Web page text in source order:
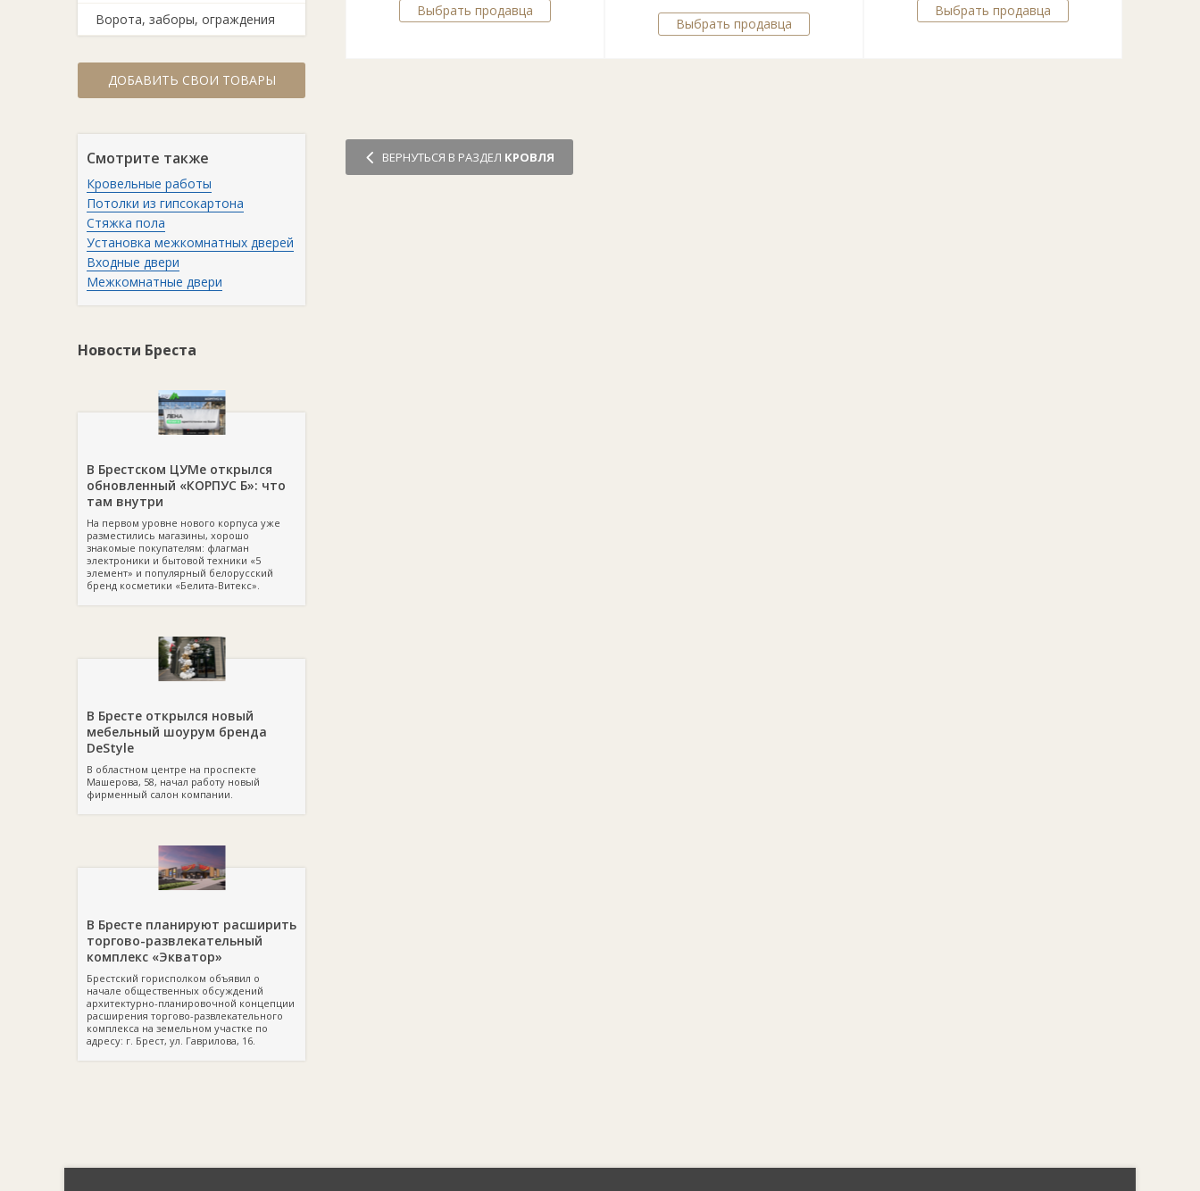
Ворота, заборы, ограждения
ДОБАВИТЬ СВОИ ТОВАРЫ
Смотрите также
Кровельные работы
Потолки из гипсокартона
Стяжка пола
Установка межкомнатных дверей
Входные двери
Межкомнатные двери
Новости Бреста
В Брестском ЦУМе открылся
обновленный «КОРПУС Б»: что
там внутри
На первом уровне нового корпуса уже
разместились магазины, хорошо
знакомые покупателям: флагман
электроники и бытовой техники «5
элемент» и популярный белорусский
бренд косметики «Белита-Витекс».
В Бресте открылся новый
мебельный шоурум бренда
DeStyle
В областном центре на проспекте
Машерова, 58, начал работу новый
фирменный салон компании.
В Бресте планируют расширить
торгово-развлекательный
комплекс «Экватор»
Брестский горисполком объявил о
начале общественных обсуждений
архитектурно-планировочной концепции
расширения торгово-развлекательного
комплекса на земельном участке по
адресу: г. Брест, ул. Гаврилова, 16.
Выбрать продавца
Выбрать продавца
Выбрать продавца
ВЕРНУТЬСЯ В РАЗДЕЛ КРОВЛЯ